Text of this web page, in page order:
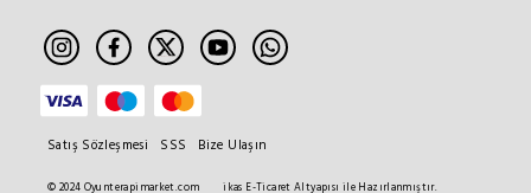
© 2024 Oyunterapimarket.com ikas E-Ticaret Altyapısı ile Hazırlanmıştır.
Satış Sözleşmesi SSS Bize Ulaşın